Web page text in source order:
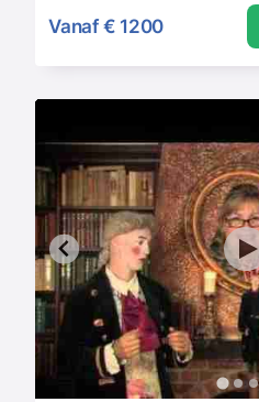
Vanaf € 1200